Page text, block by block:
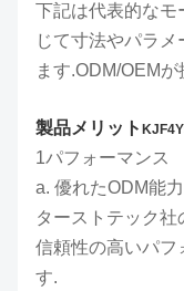
下記は代表的なモ
じて寸法やパラ
ます.ODM/OEM
製品メリット
1パフォーマンス
a. 優れたODM能
ターストテック
信頼性の高いパフ
す.